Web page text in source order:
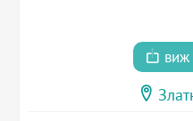
виж